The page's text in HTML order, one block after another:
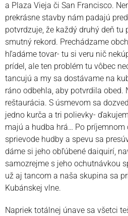
a Plaza Vieja či San Francisco.
prekrásne stavby nám padajú
potvrdzuje, že každý druhý deň
smutný rekord. Prechádzame
hľadáme tovar- tu si veru nič
prídel, ale ten problém tu vôbec
tancujú a my sa dostávame na
ráno odbehla, aby potvrdila obed.
reštaurácia. S úsmevom sa
jedno kurča a tri polievky-
majú a hudba hrá… Po príjemnom
sprievode hudby a spevu sa
dáme si jeho obľúbené daiquirí,
samozrejme s jeho ochutnávkou
už aj tancom a naša skupina sa
Kubánskej vlne.
Napriek totálnej únave sa všetci